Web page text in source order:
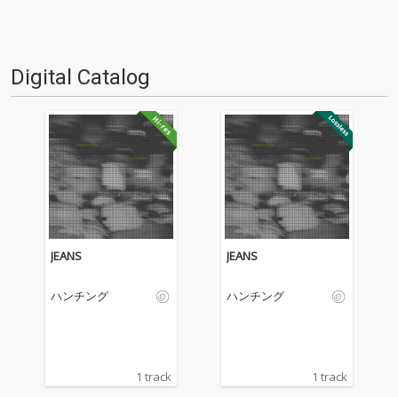
Digital Catalog
JEANS
ハンチング
1 track
JEANS
ハンチング
1 track